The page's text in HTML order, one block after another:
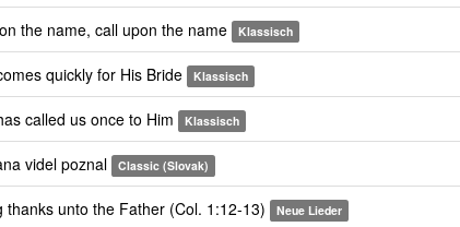
the name, call upon the name Klassisch
quickly for His Bride Klassisch
called us once to Him Klassisch
videl poznal Classic (Slovak)
unto the Father (Col. 1:12-13) Neue Lieder